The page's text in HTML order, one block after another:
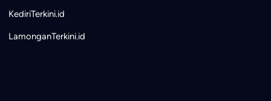
KediriTerkini.id
LamonganTerkini.id